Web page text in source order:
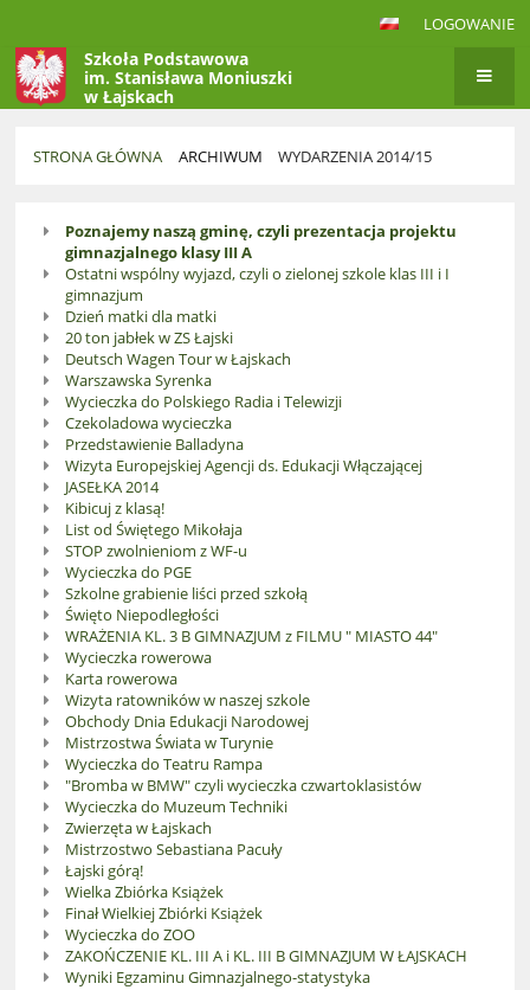
LOGOWANIE
Szkoła Podstawowa
im. Stanisława Moniuszki
w Łajskach
STRONA GŁÓWNA ARCHIWUM WYDARZENIA 2014/15
Wydarzenia
2014/15Poznajemy naszą gminę, czyli prezentacja projektu
gimnazjalnego klasy III A
Ostatni wspólny wyjazd, czyli o zielonej szkole klas III i I
gimnazjum
Dzień matki dla matki
20 ton jabłek w ZS Łajski
Deutsch Wagen Tour w Łajskach
Warszawska Syrenka
Wycieczka do Polskiego Radia i Telewizji
Czekoladowa wycieczka
Przedstawienie Balladyna
Wizyta Europejskiej Agencji ds. Edukacji Włączającej
JASEŁKA 2014
Kibicuj z klasą!
List od Świętego Mikołaja
STOP zwolnieniom z WF-u
Wycieczka do PGE
Szkolne grabienie liści przed szkołą
Święto Niepodległości
WRAŻENIA KL. 3 B GIMNAZJUM z FILMU " MIASTO 44"
Wycieczka rowerowa
Karta rowerowa
Wizyta ratowników w naszej szkole
Obchody Dnia Edukacji Narodowej
Mistrzostwa Świata w Turynie
Wycieczka do Teatru Rampa
"Bromba w BMW" czyli wycieczka czwartoklasistów
Wycieczka do Muzeum Techniki
Zwierzęta w Łajskach
Mistrzostwo Sebastiana Pacuły
Łajski górą!
Wielka Zbiórka Książek
Finał Wielkiej Zbiórki Książek
Wycieczka do ZOO
ZAKOŃCZENIE KL. III A i KL. III B GIMNAZJUM W ŁAJSKACH
Wyniki Egzaminu Gimnazjalnego-statystyka